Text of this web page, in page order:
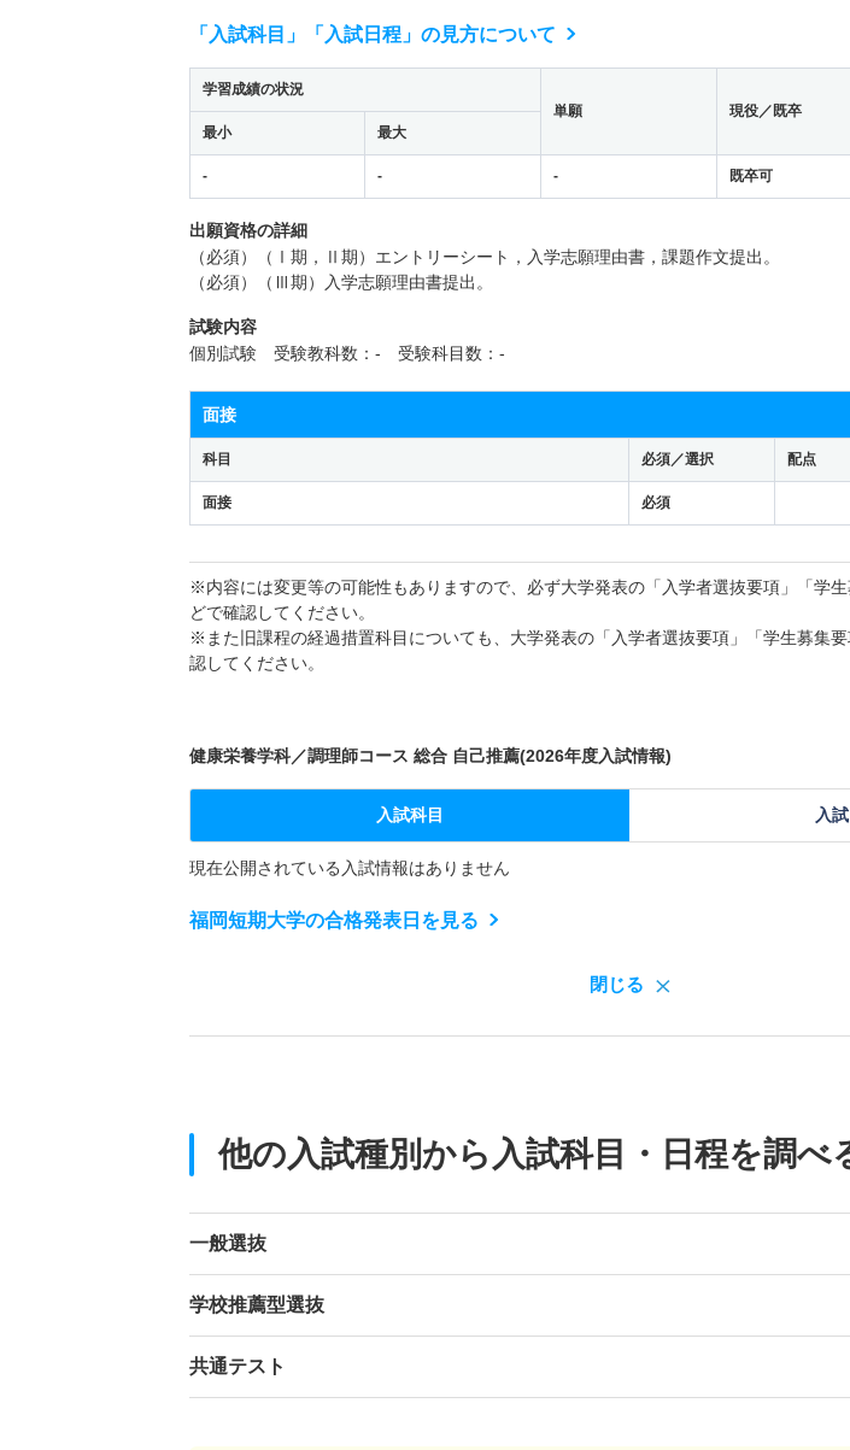
「入試科目」「入試日程」の見方について
学習成績の状況
単願
現役／既卒
最小
最大
- - - 既卒可
出願資格の詳細
（必須）（Ⅰ期，Ⅱ期）エントリーシート，入学志願理由書，課題作文提出。
（必須）（Ⅲ期）入学志願理由書提出。
試験内容
個別試験 受験教科数：- 受験科目数：-
面接
科目 必須／選択 配点
面接 必須
※内容には変更等の可能性もありますので、必ず大学発表の「入学者選抜要項」「学
どで確認してください。
※また旧課程の経過措置科目についても、大学発表の「入学者選抜要項」「学生募集
認してください。
健康栄養学科／調理師コース 総合 自己推薦(2026年度入試情報)
入試科目 入
現在公開されている入試情報はありません
福岡短期大学の合格発表日を見る
閉じる
他の入試種別から入試科目・日程を調べ
一般選抜
学校推薦型選抜
共通テスト